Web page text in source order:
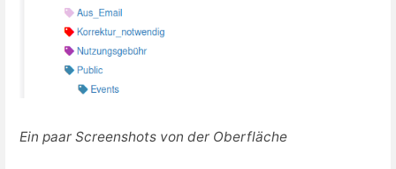
Ein paar Screenshots von der Oberfläche